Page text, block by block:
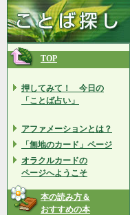
TOP
押してみて！ 今日の
「ことば占い」
アファメーションとは？
「無地のカード」ページ
オラクルカードの
ページへようこそ
本の読み方＆
おすすめの本